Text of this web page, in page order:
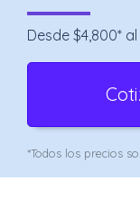
Seguro
de
Gastos
Médicos
Mayores
Desde $4,800*
*Todos los precios